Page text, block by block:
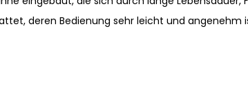
deren Bedienung sehr leicht und angenehm